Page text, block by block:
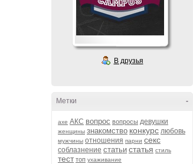
В друзья
-
Метки
axe АКС вопрос вопросы девушки
женщины знакомство конкурс любовь
мужчины отношения парни секс
соблазнение статьи статья стиль
тест топ ухаживание